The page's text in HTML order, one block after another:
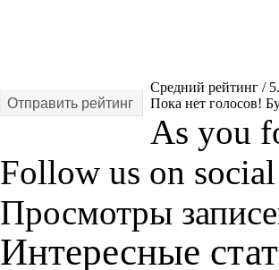
Отправить рейтинг
Средний рейтинг /
Пока нет голосов!
As you
Follow us on
Просмотры
Интересные